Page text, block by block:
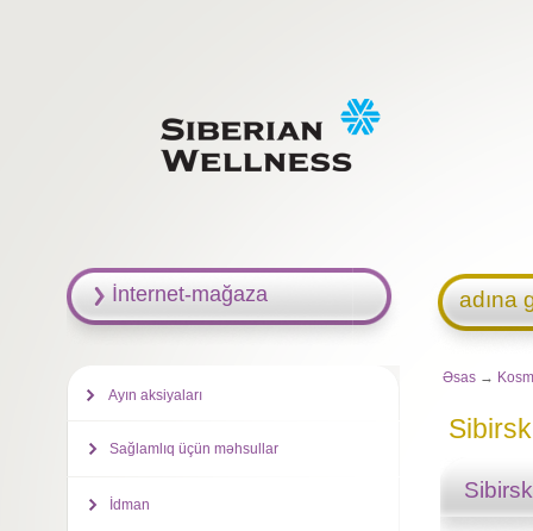
adına
Əsas →
İnternet-mağaza
Ayın aksiyaları
Sağlamlıq üçün məhsullar
İdman